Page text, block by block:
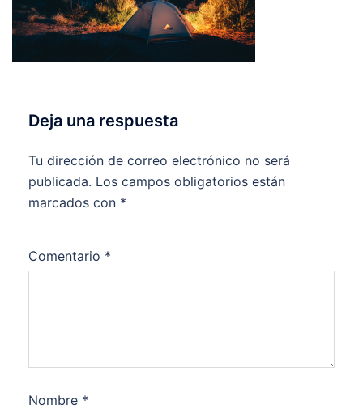
Deja una respuesta
Tu dirección de correo electrónico no será
publicada. Los campos obligatorios están
marcados con *
Comentario *
Nombre *